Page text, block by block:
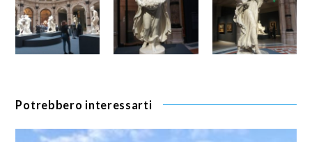
Potrebbero interessarti